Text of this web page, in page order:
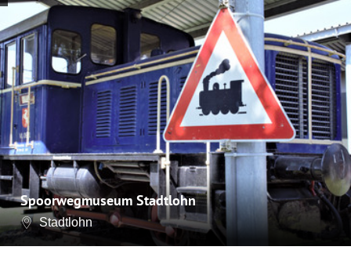
Spoorwegmuseum Stadtlohn
Stadtlohn